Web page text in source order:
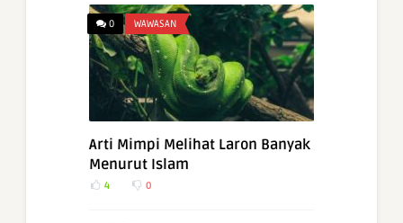
0 WAWASAN
Arti Mimpi Melihat Laron Banyak
Menurut Islam
4 0